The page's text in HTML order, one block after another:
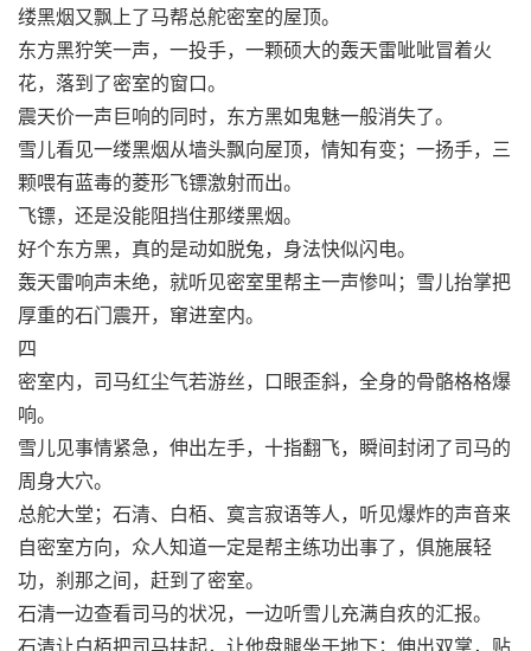
缕黑烟又飘上了马帮总舵密室的屋顶。
东方黑狞笑一声，一投手，一颗硕大的轰天雷呲呲冒着火
花，落到了密室的窗口。
震天价一声巨响的同时，东方黑如鬼魅一般消失了。
雪儿看见一缕黑烟从墙头飘向屋顶，情知有变；一扬手，三
颗喂有蓝毒的菱形飞镖激射而出。
飞镖，还是没能阻挡住那缕黑烟。
好个东方黑，真的是动如脱兔，身法快似闪电。
轰天雷响声未绝，就听见密室里帮主一声惨叫；雪儿抬掌把
厚重的石门震开，窜进室内。
四
密室内，司马红尘气若游丝，口眼歪斜，全身的骨骼格格爆
响。
雪儿见事情紧急，伸出左手，十指翻飞，瞬间封闭了司马的
周身大穴。
总舵大堂；石清、白栢、寞言寂语等人，听见爆炸的声音来
自密室方向，众人知道一定是帮主练功出事了，俱施展轻
功，刹那之间，赶到了密室。
石清一边查看司马的状况，一边听雪儿充满自疚的汇报。